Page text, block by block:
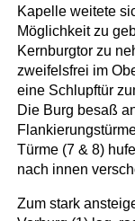
Kapelle weitete
Möglichkeit zu
Kernburgtor zu
zweifelsfrei im
eine Schlupftür
Die Burg besaß
Türme (7 & 8)
nach innen
Zum stark